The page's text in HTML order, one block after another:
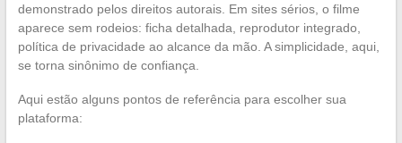
demonstrado pelos direitos autorais. Em sites sérios, o filme
aparece sem rodeios: ficha detalhada, reprodutor integrado,
política de privacidade ao alcance da mão. A simplicidade, aqui,
se torna sinônimo de confiança.
Aqui estão alguns pontos de referência para escolher sua
plataforma: